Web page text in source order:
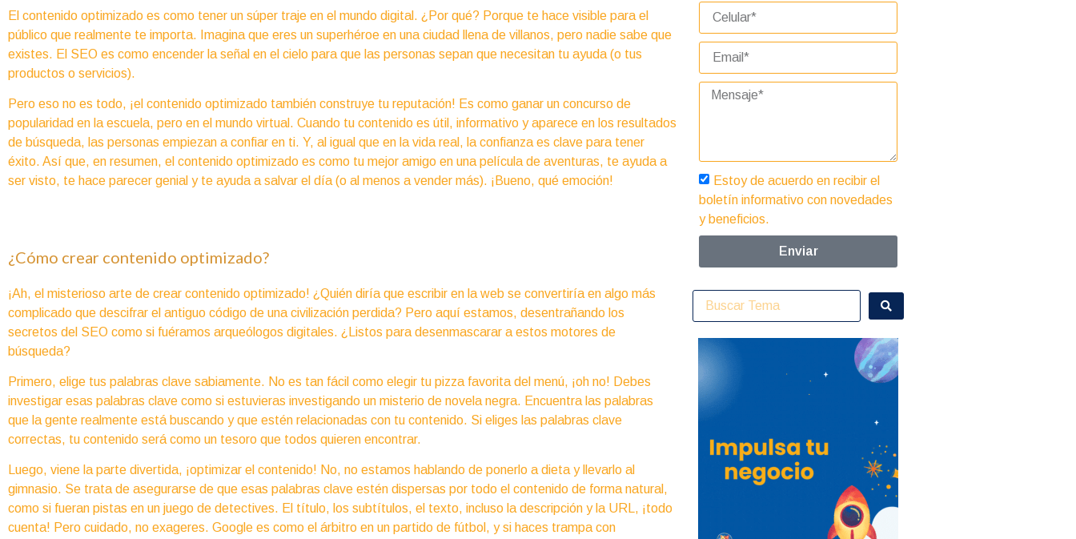
El contenido optimizado es como tener un súper traje en el mundo digital. ¿Por qué? Porque te hace visible para el
público que realmente te importa. Imagina que eres un superhéroe en una ciudad llena de villanos, pero nadie sabe que
existes. El SEO es como encender la señal en el cielo para que las personas sepan que necesitan tu ayuda (o tus
productos o servicios).
Pero eso no es todo, ¡el contenido optimizado también construye tu reputación! Es como ganar un concurso de
popularidad en la escuela, pero en el mundo virtual. Cuando tu contenido es útil, informativo y aparece en los resultados
de búsqueda, las personas empiezan a confiar en ti. Y, al igual que en la vida real, la confianza es clave para tener
éxito. Así que, en resumen, el contenido optimizado es como tu mejor amigo en una película de aventuras, te ayuda a
ser visto, te hace parecer genial y te ayuda a salvar el día (o al menos a vender más). ¡Bueno, qué emoción!
¿Cómo crear contenido optimizado?
¡Ah, el misterioso arte de crear contenido optimizado! ¿Quién diría que escribir en la web se convertiría en algo más
complicado que descifrar el antiguo código de una civilización perdida? Pero aquí estamos, desentrañando los
secretos del SEO como si fuéramos arqueólogos digitales. ¿Listos para desenmascarar a estos motores de
búsqueda?
Primero, elige tus palabras clave sabiamente. No es tan fácil como elegir tu pizza favorita del menú, ¡oh no! Debes
investigar esas palabras clave como si estuvieras investigando un misterio de novela negra. Encuentra las palabras
que la gente realmente está buscando y que estén relacionadas con tu contenido. Si eliges las palabras clave
correctas, tu contenido será como un tesoro que todos quieren encontrar.
Luego, viene la parte divertida, ¡optimizar el contenido! No, no estamos hablando de ponerlo a dieta y llevarlo al
gimnasio. Se trata de asegurarse de que esas palabras clave estén dispersas por todo el contenido de forma natural,
como si fueran pistas en un juego de detectives. El título, los subtítulos, el texto, incluso la descripción y la URL, ¡todo
cuenta! Pero cuidado, no exageres. Google es como el árbitro en un partido de fútbol, y si haces trampa con
Estoy de acuerdo en recibir el
boletín informativo con novedades
y beneficios.
Enviar